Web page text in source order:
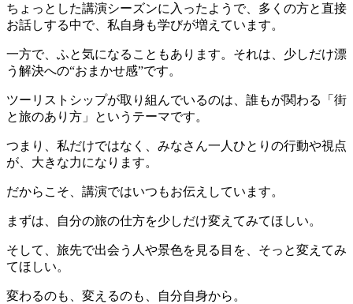
ちょっとした講演シーズンに入ったようで、多くの方と直接
お話しする中で、私自身も学びが増えています。
一方で、ふと気になることもあります。それは、少しだけ漂
う解決への“おまかせ感”です。
ツーリストシップが取り組んでいるのは、誰もが関わる「街
と旅のあり方」というテーマです。
つまり、私だけではなく、みなさん一人ひとりの行動や視点
が、大きな力になります。
だからこそ、講演ではいつもお伝えしています。
まずは、自分の旅の仕方を少しだけ変えてみてほしい。
そして、旅先で出会う人や景色を見る目を、そっと変えてみ
てほしい。
変わるのも、変えるのも、自分自身から。